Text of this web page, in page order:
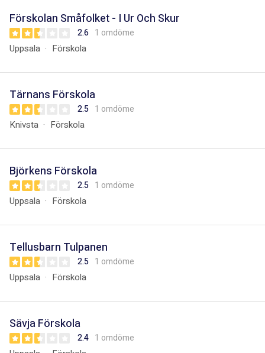
Förskolan Småfolket - I Ur Och Skur
2.6 1 omdöme
Uppsala Förskola
Tärnans Förskola
2.5 1 omdöme
Knivsta Förskola
Björkens Förskola
2.5 1 omdöme
Uppsala Förskola
Tellusbarn Tulpanen
2.5 1 omdöme
Uppsala Förskola
Sävja Förskola
2.4 1 omdöme